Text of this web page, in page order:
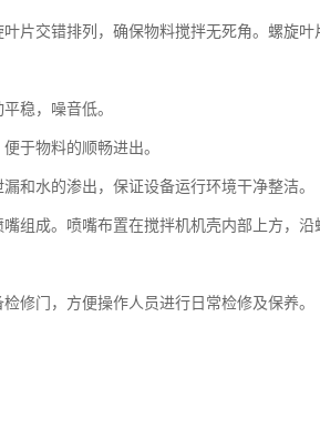
交错排列，确保物料搅拌无死角。螺旋叶
稳，噪音低。
于物料的顺畅进出。
水的渗出，保证设备运行环境干净整洁。
成。喷嘴布置在搅拌机机壳内部上方，沿
门，方便操作人员进行日常检修及保养。